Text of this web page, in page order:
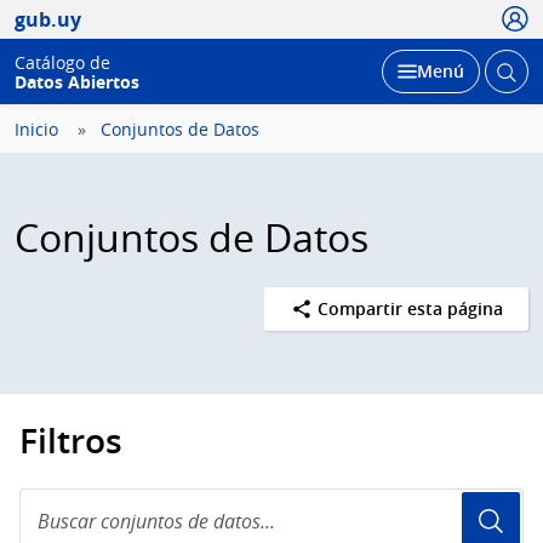
gub.uy
Catálogo de
Datos Abiertos
Desplegar
Menú Abrir
Inicio Conjuntos de Datos
Conjuntos de Datos
Compartir esta página
Filtros
conjuntos